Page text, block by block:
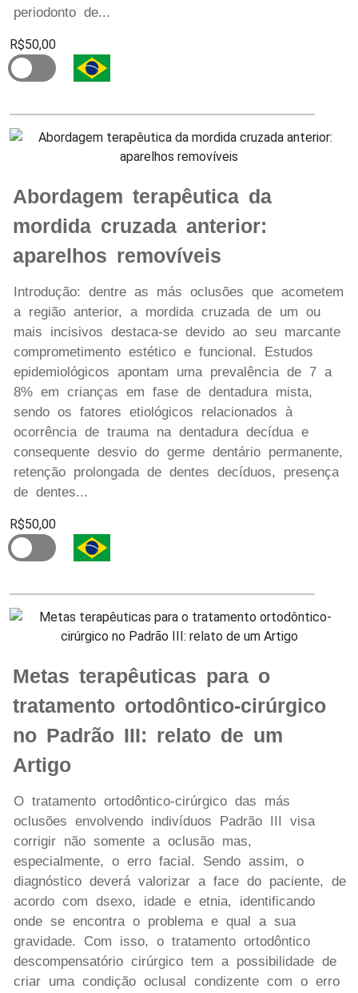
periodonto de...
R$50,00
Abordagem terapêutica da
mordida cruzada anterior:
aparelhos removíveis
Introdução: dentre as más oclusões que acometem
a região anterior, a mordida cruzada de um ou
mais incisivos destaca-se devido ao seu marcante
comprometimento estético e funcional. Estudos
epidemiológicos apontam uma prevalência de 7 a
8% em crianças em fase de dentadura mista,
sendo os fatores etiológicos relacionados à
ocorrência de trauma na dentadura decídua e
consequente desvio do germe dentário permanente,
retenção prolongada de dentes decíduos, presença
de dentes...
R$50,00
Metas terapêuticas para o
tratamento ortodôntico-cirúrgico
no Padrão III: relato de um
Artigo
O tratamento ortodôntico-cirúrgico das más
oclusões envolvendo indivíduos Padrão III visa
corrigir não somente a oclusão mas,
especialmente, o erro facial. Sendo assim, o
diagnóstico deverá valorizar a face do paciente, de
acordo com dsexo, idade e etnia, identificando
onde se encontra o problema e qual a sua
gravidade. Com isso, o tratamento ortodôntico
descompensatório cirúrgico tem a possibilidade de
criar uma condição oclusal condizente com o erro